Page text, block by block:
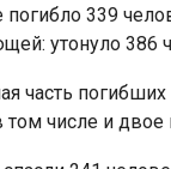
339
утонуло 386
погибших
том числе и